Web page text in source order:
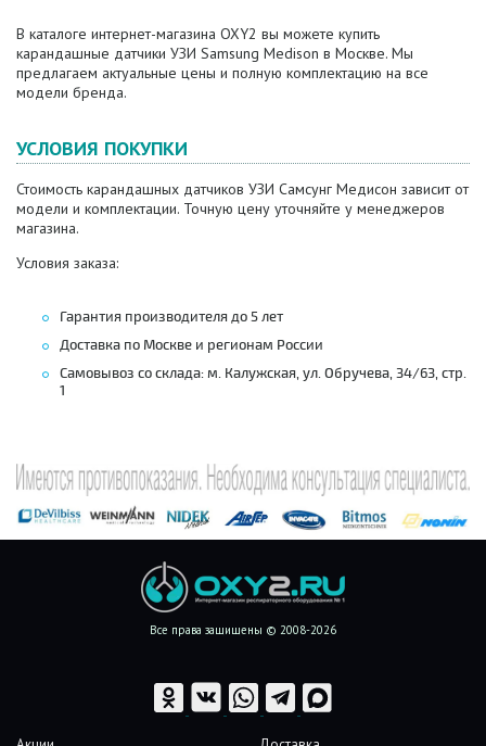
В каталоге интернет-магазина OXY2 вы можете купить
карандашные датчики УЗИ Samsung Medison в Москве. Мы
предлагаем актуальные цены и полную комплектацию на все
модели бренда.
УСЛОВИЯ ПОКУПКИ
Стоимость карандашных датчиков УЗИ Самсунг Медисон зависит от
модели и комплектации. Точную цену уточняйте у менеджеров
магазина.
Условия заказа:
Гарантия производителя до 5 лет
Доставка по Москве и регионам России
Самовывоз со склада: м. Калужская, ул. Обручева, 34/63, стр.
1
Все права защищены © 2008-2026